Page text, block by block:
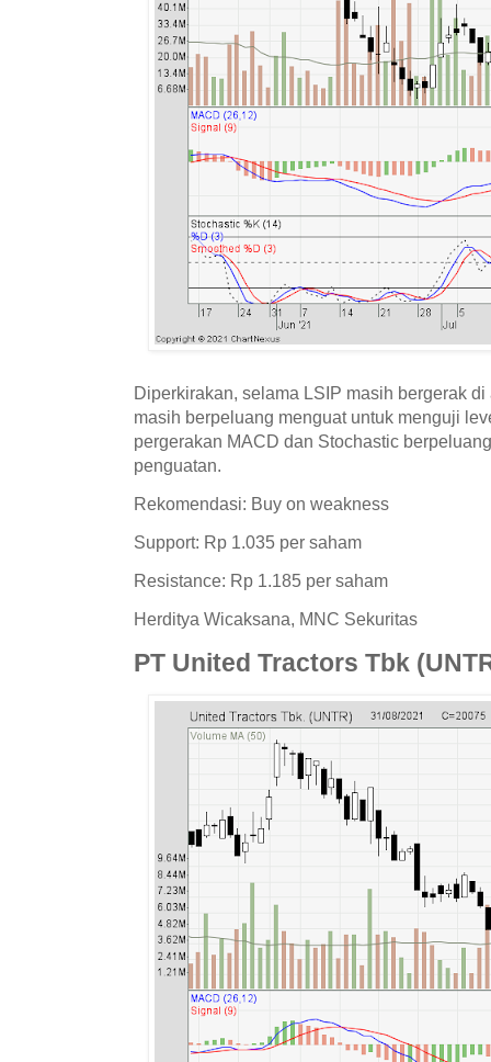
Diperkirakan, selama LSIP masih bergerak
masih berpeluang menguat untuk menguji
pergerakan MACD dan Stochastic
penguatan.
Rekomendasi: Buy on weakness
Support: Rp 1.035 per saham
Resistance: Rp 1.185 per saham
Herditya Wicaksana, MNC Sekuritas
PT United Tractors Tbk